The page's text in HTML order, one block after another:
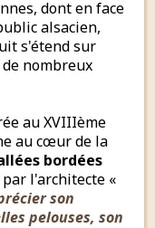
dont en face
alsacien,
s'étend sur
nombreux
au XVIIIème
au cœur de la
bordées
l'architecte «
son
pelouses, son